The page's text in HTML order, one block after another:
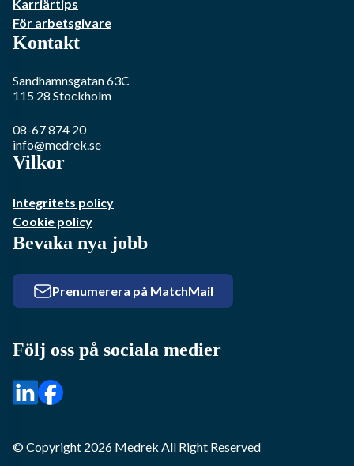
Karriärtips
För arbetsgivare
Kontakt
Sandhamnsgatan 63C
115 28 Stockholm
08-67 874 20
info@medrek.se
Vilkor
Integritets policy
Cookie policy
Bevaka nya jobb
Prenumerera på MatchMail
Följ oss på sociala medier
© Copyright 2026 Medrek All Right Reserved